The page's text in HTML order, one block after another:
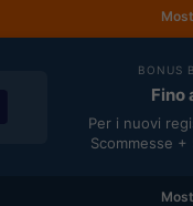
BONUS
Fino
Per i nuovi
Scommesse